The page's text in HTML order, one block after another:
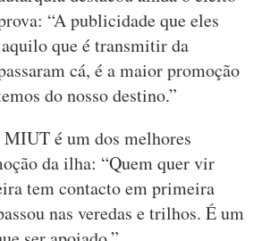
“A publicidade que eles
que é transmitir da
cá, é a maior promoção
do nosso destino.”
MIUT é um dos melhores
da ilha: “Quem quer vir
tem contacto em primeira
nas veredas e trilhos. É um